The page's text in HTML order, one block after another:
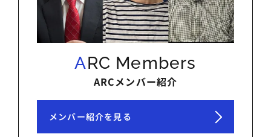
ARC Members
ARCメンバー紹介
メンバー紹介を見る